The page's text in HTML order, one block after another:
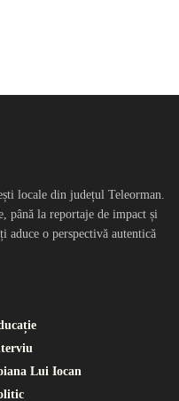
locale din județul Teleorman.
până la reportaje de impact și
aduce o perspectivă autentică
Lui Iocan